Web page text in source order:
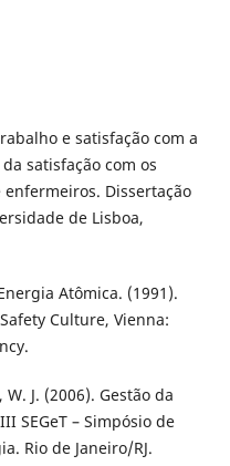
e satisfação com a
satisfação com os
Dissertação
de Lisboa,
Atômica. (1991).
Culture, Vienna:
J. (2006). Gestão da
SEGeT – Simpósio de
Rio de Janeiro/RJ.